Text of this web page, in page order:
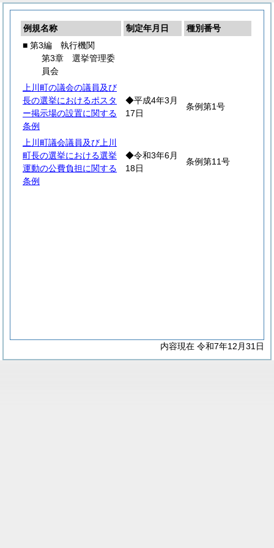
例規名称 制定年月日
種別番号
■ 第3編 執行機関
第3章 選挙管理委
員会
上川町の議会の議員及び
長の選挙におけるポスタ
ー掲示場の設置に関する
条例
◆平成4年3月
17日
条例第1号
上川町議会議員及び上川
町長の選挙における選挙
運動の公費負担に関する
条例
◆令和3年6月
18日
条例第11号
内容現在 令和7年12月31日